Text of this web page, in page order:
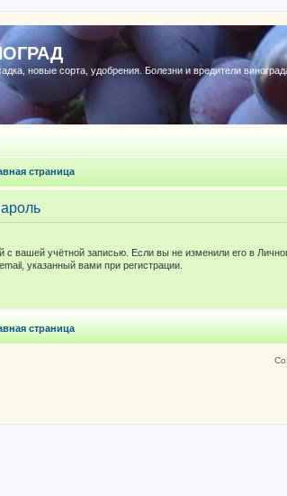
новые сорта, удобрения. Болезни и вредители
страница
с вашей учётной записью. Если вы не изменили его в
указанный вами при регистрации.
страница